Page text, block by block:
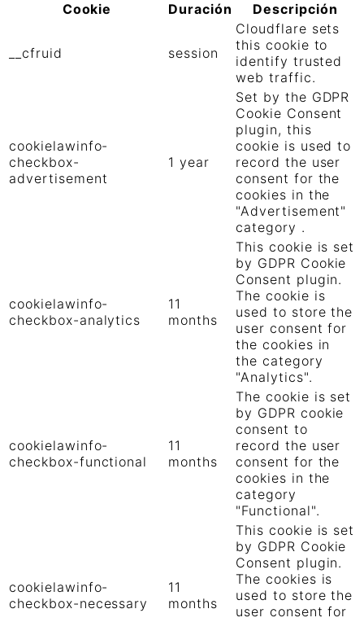
Cookie
Duración Descripción
__cfruid session
Cloudflare sets
this cookie to
identify trusted
web traffic.
cookielawinfo-
checkbox-
advertisement
1 year
Set by the GDPR
Cookie Consent
plugin, this
cookie is used to
record the user
consent for the
cookies in the
"Advertisement"
category .
cookielawinfo-
checkbox-analytics
11
months
This cookie is set
by GDPR Cookie
Consent plugin.
The cookie is
used to store the
user consent for
the cookies in
the category
"Analytics".
cookielawinfo-
checkbox-functional
11
months
The cookie is set
by GDPR cookie
consent to
record the user
consent for the
cookies in the
category
"Functional".
cookielawinfo-
checkbox-necessary
11
months
This cookie is set
by GDPR Cookie
Consent plugin.
The cookies is
used to store the
user consent for